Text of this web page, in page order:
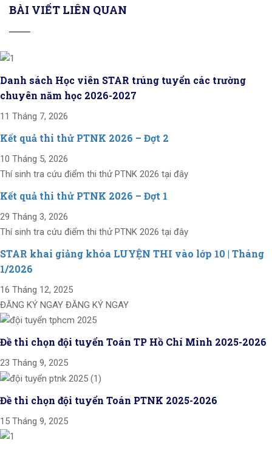
BÀI VIẾT LIÊN QUAN
Danh sách Học viên STAR trúng tuyển các trường
chuyên năm học 2026-2027
11 Tháng 7, 2026
Kết quả thi thử PTNK 2026 – Đợt 2
10 Tháng 5, 2026
Thí sinh tra cứu điểm thi thử PTNK 2026 tại đây
Kết quả thi thử PTNK 2026 – Đợt 1
29 Tháng 3, 2026
Thí sinh tra cứu điểm thi thử PTNK 2026 tại đây
STAR khai giảng khóa LUYỆN THI vào lớp 10 | Tháng
1/2026
16 Tháng 12, 2025
ĐĂNG KÝ NGAY ĐĂNG KÝ NGAY
Đề thi chọn đội tuyển Toán TP Hồ Chí Minh 2025-2026
23 Tháng 9, 2025
Đề thi chọn đội tuyển Toán PTNK 2025-2026
15 Tháng 9, 2025